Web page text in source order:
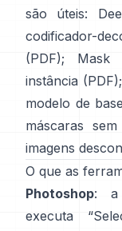
são úteis:
codificador-
(PDF); Mask
instância (PDF
modelo de base
máscaras
imagens
O que as
Photoshop: a
executa